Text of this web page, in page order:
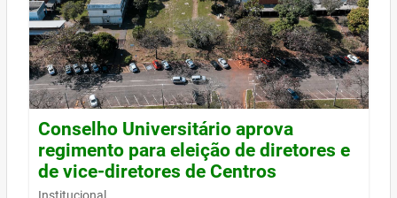
Conselho Universitário aprova
regimento para eleição de diretores e
de vice-diretores de Centros
Institucional